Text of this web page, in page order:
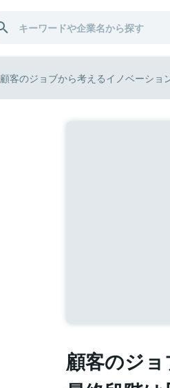
顧客のジョブから考えるイノベーショ
顧客のジ